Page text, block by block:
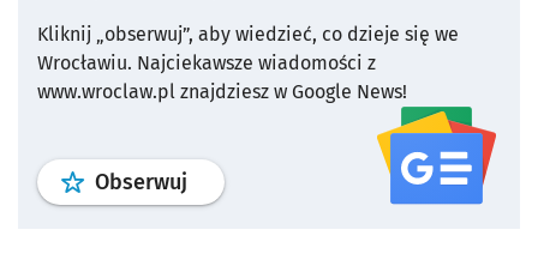
Kliknij „obserwuj”, aby wiedzieć, co dzieje się we
Wrocławiu. Najciekawsze wiadomości z
www.wroclaw.pl znajdziesz w Google News!
Obserwuj profil serwisu